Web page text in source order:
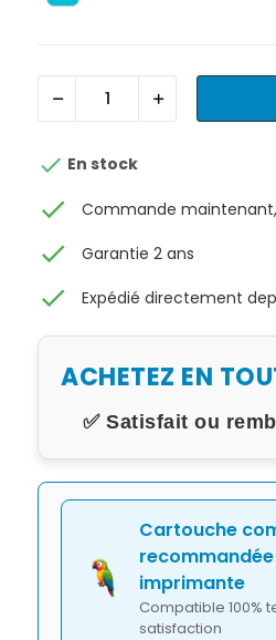
 En stock
check Commande
check Garantie 2 ans
check Expédié directement
ACHETEZ EN
✅ Satisfait ou
Cartouche
imprimante
Compatible 100%
satisfaction